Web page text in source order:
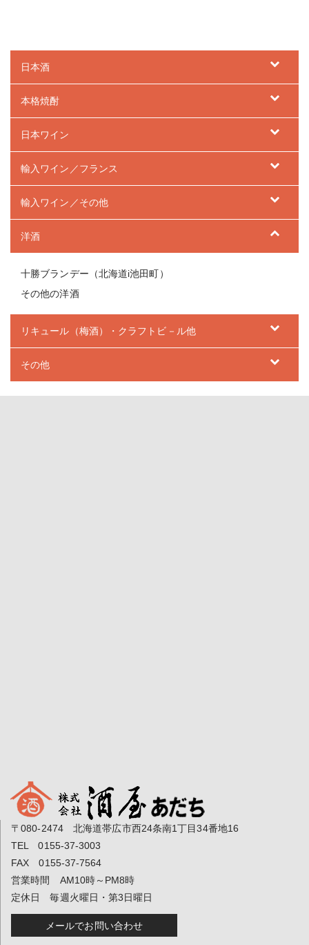
日本酒
本格焼酎
日本ワイン
輸入ワイン／フランス
輸入ワイン／その他
洋酒
十勝ブランデー（北海道i池田町）
その他の洋酒
リキュール（梅酒）・クラフトビ－ル他
その他
〒080-2474 北海道帯広市西24条南1丁目34番地16
TEL 0155-37-3003
FAX 0155-37-7564
営業時間 AM10時～PM8時
定休日 毎週火曜日・第3日曜日
メールでお問い合わせ